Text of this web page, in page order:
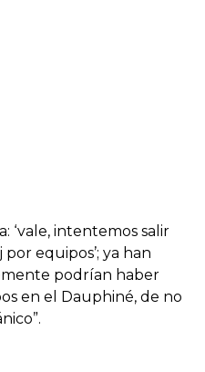
‘vale, intentemos salir
equipos’; ya han
podrían haber
en el Dauphiné, de no